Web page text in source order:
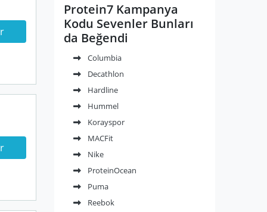
Protein7 Kampanya
Kodu Sevenler Bunları
da Beğendi
Columbia
Decathlon
Hardline
Hummel
Korayspor
MACFit
Nike
ProteinOcean
Puma
Reebok